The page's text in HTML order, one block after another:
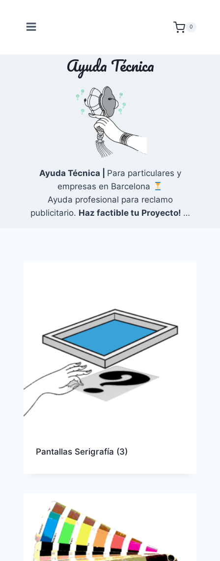
contenido
0
Ayuda Técnica
Ayuda Técnica | Para particulares y
empresas en Barcelona
Ayuda profesional para reclamo
publicitario. Haz factible tu Proyecto! …
Pantallas Serigrafía (3)